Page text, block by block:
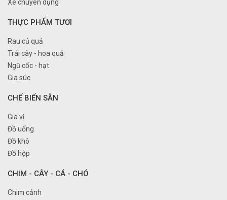
Xe chuyên dụng
THỰC PHẨM TƯƠI
Rau củ quả
Trái cây - hoa quả
Ngũ cốc - hạt
Gia súc
CHẾ BIẾN SẴN
Gia vị
Đồ uống
Đồ khô
Đồ hộp
CHIM - CÂY - CÁ - CHÓ
Chim cảnh